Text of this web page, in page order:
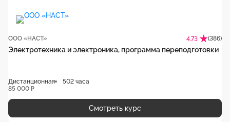
ООО «НАСТ» 4.73 (386)
Электротехника и электроника, программа переподготовки
Дистанционная
502 часа
85 000 ₽
Смотреть курс